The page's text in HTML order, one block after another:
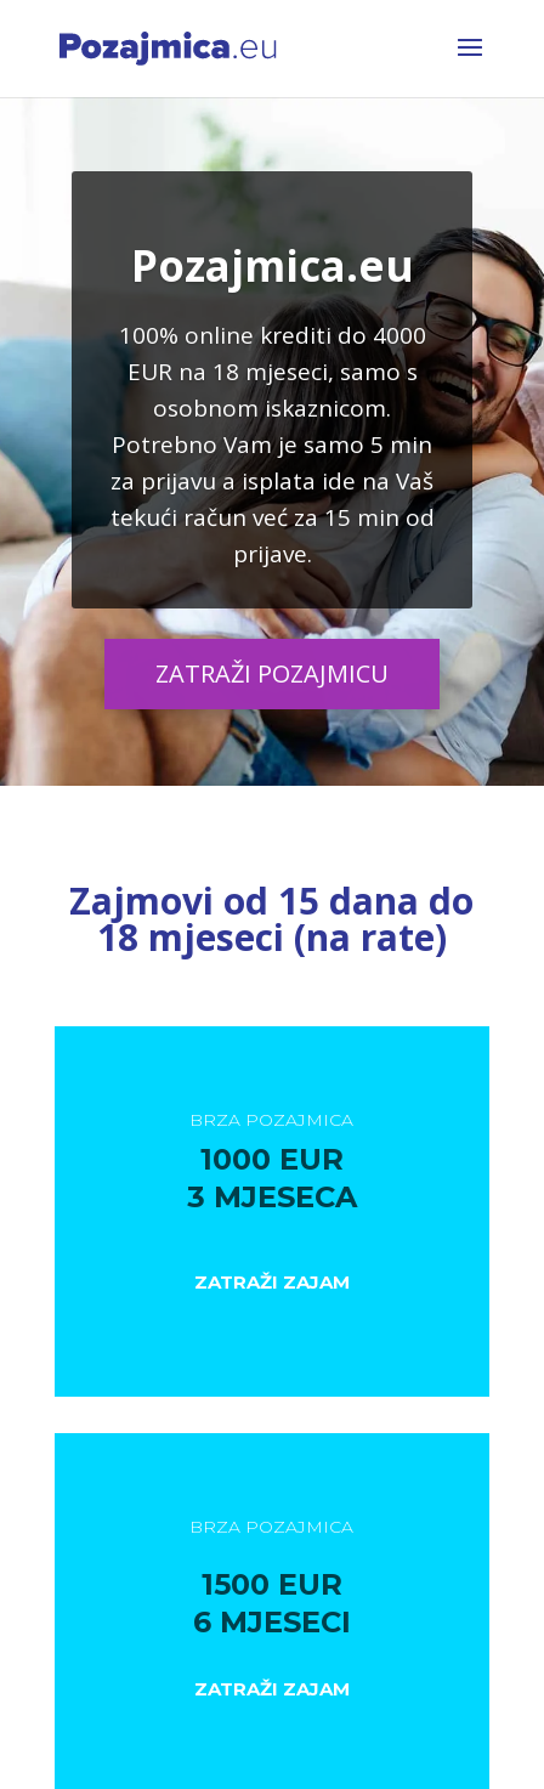
Pozajmica.eu
100% online krediti do 4000
EUR na 18 mjeseci, samo s
osobnom iskaznicom.
Potrebno Vam je samo 5 min
za prijavu a isplata ide na Vaš
tekući račun već za 15 min od
prijave.
ZATRAŽI POZAJMICU
Zajmovi od 15 dana do
18 mjeseci (na rate)
BRZA POZAJMICA
1000 EUR
3 MJESECA
ZATRAŽI ZAJAM
BRZA POZAJMICA
1500 EUR
6 MJESECI
ZATRAŽI ZAJAM